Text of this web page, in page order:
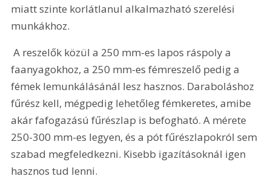
miatt szinte korlátlanul alkalmazható szerelési
munkákhoz.
A reszelők közül a 250 mm-es lapos ráspoly a
faanyagokhoz, a 250 mm-es fémreszelő pedig a
fémek lemunkálásánál lesz hasznos. Daraboláshoz
fűrész kell, mégpedig lehetőleg fémkeretes, amibe
akár fafogazású fűrészlap is befogható. A mérete
250-300 mm-es legyen, és a pót fűrészlapokról sem
szabad megfeledkezni. Kisebb igazításoknál igen
hasznos tud lenni.